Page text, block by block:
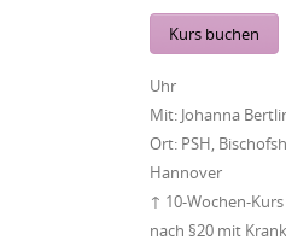
Kurs buchen
Uhr
Mit: Johanna
Ort: PSH,
Hannover
↑ 10-Wochen-
nach §20 mit